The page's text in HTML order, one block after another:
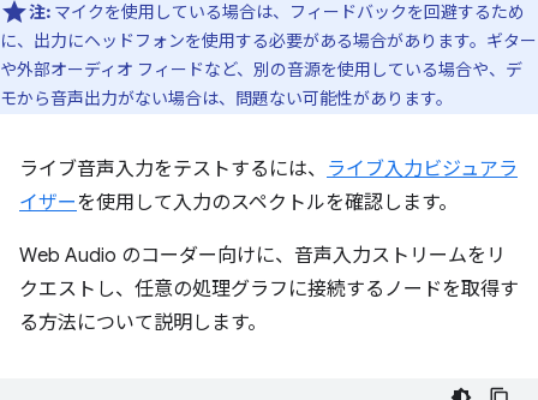
注: マイクを使用している場合は、フィードバックを回避するため
に、出力にヘッドフォンを使用する必要がある場合があります。ギター
や外部オーディオ フィードなど、別の音源を使用している場合や、デ
モから音声出力がない場合は、問題ない可能性があります。
ライブ音声入力をテストするには、 ライブ入力ビジュアラ
イザーを使用して入力のスペクトルを確認します。
Web Audio のコーダー向けに、音声入力ストリームをリ
クエストし、任意の処理グラフに接続するノードを取得す
る方法について説明します。